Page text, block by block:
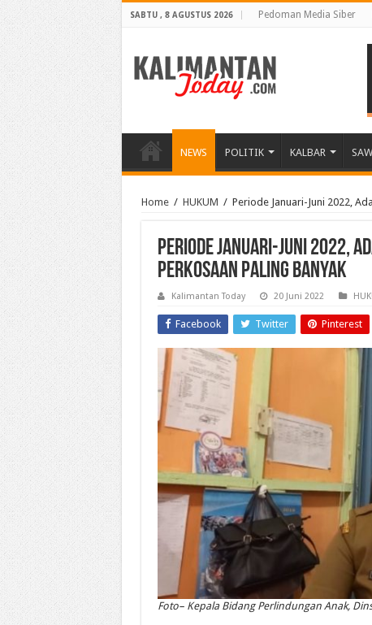
SABTU , 8 AGUSTUS 2026 Pedoman Media Siber
NEWS POLITIK KALBAR
Home / HUKUM / Periode Januari-Juni 2022,
Periode Januari-Juni 2022,
Perkosaan Paling Banyak
Kalimantan Today 20 Juni 2022
Facebook Twitter Pinterest
Foto– Kepala Bidang Perlindungan Anak,